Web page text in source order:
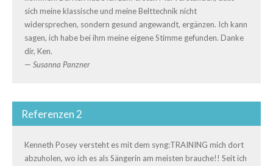
sich meine klassische und meine Belttechnik nicht
widersprechen, sondern gesund angewandt, ergänzen. Ich kann
sagen, ich habe bei ihm meine eigene Stimme gefunden. Danke
dir, Ken.
— Susanna Panzner
Referenzen 2
Kenneth Posey versteht es mit dem syng:TRAINING mich dort
abzuholen, wo ich es als Sängerin am meisten brauche!! Seit ich